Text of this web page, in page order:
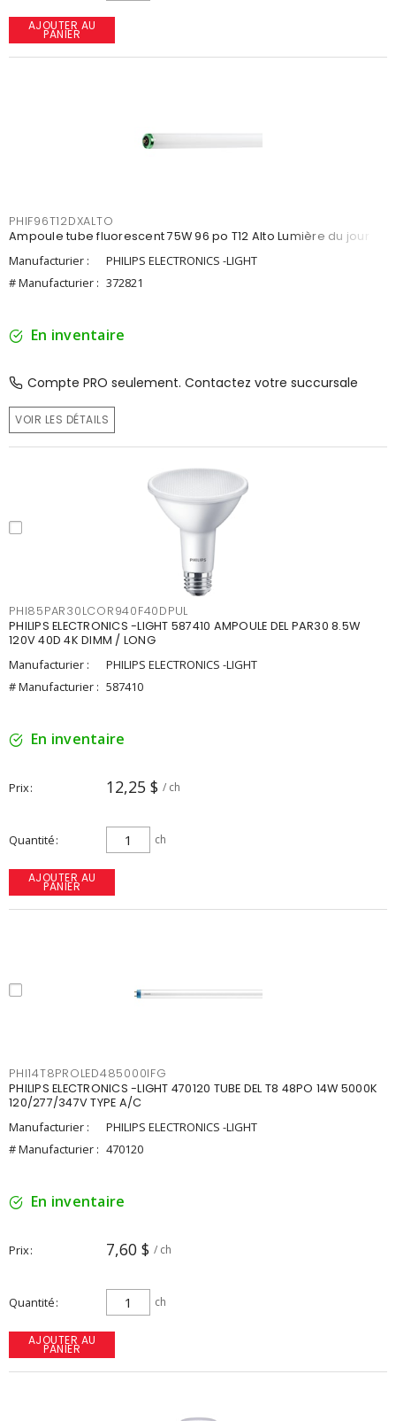
AJOUTER AU
PANIER
PHIF96T12DXALTO
Ampoule tube fluorescent 75W 96 po T12 Alto Lumière du jour
Manufacturier :
PHILIPS ELECTRONICS -LIGHT
# Manufacturier : 372821
En inventaire
Compte PRO seulement. Contactez votre succursale
VOIR LES DÉTAILS
PHI85PAR30LCOR940F40DPUL
PHILIPS ELECTRONICS -LIGHT 587410 AMPOULE DEL PAR30 8.5W
120V 40D 4K DIMM / LONG
Manufacturier :
PHILIPS ELECTRONICS -LIGHT
# Manufacturier : 587410
En inventaire
Prix 12,25 $ / ch
Quantité ch
AJOUTER AU
PANIER
PHI14T8PROLED485000IFG
PHILIPS ELECTRONICS -LIGHT 470120 TUBE DEL T8 48PO 14W 5000K
120/277/347V TYPE A/C
Manufacturier :
PHILIPS ELECTRONICS -LIGHT
# Manufacturier : 470120
En inventaire
Prix 7,60 $ / ch
Quantité ch
AJOUTER AU
PANIER